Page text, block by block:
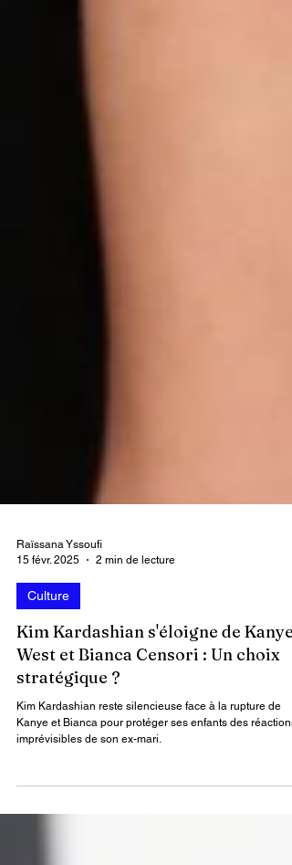
Raïssana Yssoufi
15 févr. 2025
2 min de lecture
Culture
Kim Kardashian s'éloigne de Kanye
West et Bianca Censori : Un choix
stratégique ?
Kanye et Bianca pour protéger ses enfants des réactions